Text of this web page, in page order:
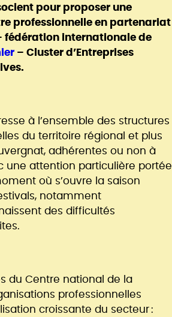
pour proposer une
professionnelle en partenariat
fédération internationale de
– Cluster d’Entreprises
à l’ensemble des structures
du territoire régional et plus
adhérentes ou non à
une attention particulière portée
où s’ouvre la saison
notamment
des difficultés
du Centre national de la
professionnelles
croissante du secteur :